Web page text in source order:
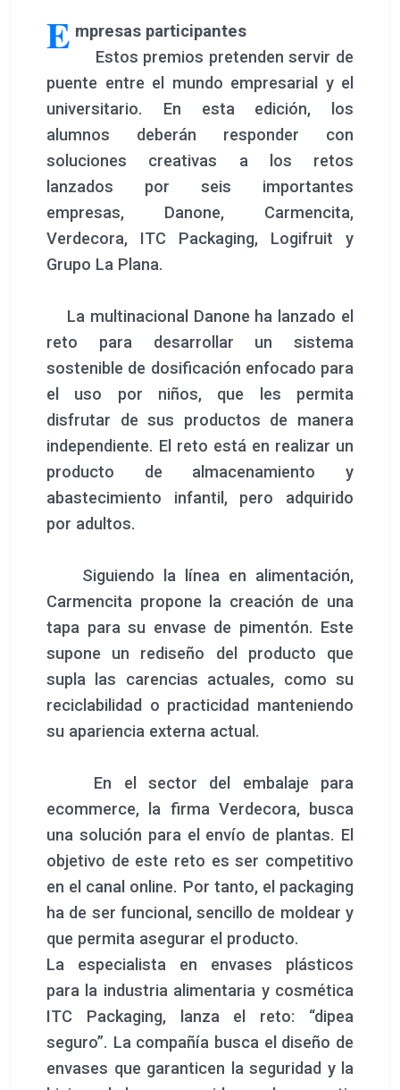
E mpresas participantes
Estos premios pretenden servir de
puente entre el mundo empresarial y el
universitario. En esta edición, los
alumnos deberán responder con
soluciones creativas a los retos
lanzados por seis importantes
empresas, Danone, Carmencita,
Verdecora, ITC Packaging, Logifruit y
Grupo La Plana.
La multinacional Danone ha lanzado el
reto para desarrollar un sistema
sostenible de dosificación enfocado para
el uso por niños, que les permita
disfrutar de sus productos de manera
independiente. El reto está en realizar un
producto de almacenamiento y
abastecimiento infantil, pero adquirido
por adultos.
Siguiendo la línea en alimentación,
Carmencita propone la creación de una
tapa para su envase de pimentón. Este
supone un rediseño del producto que
supla las carencias actuales, como su
reciclabilidad o practicidad manteniendo
su apariencia externa actual.
En el sector del embalaje para
ecommerce, la firma Verdecora, busca
una solución para el envío de plantas. El
objetivo de este reto es ser competitivo
en el canal online. Por tanto, el packaging
ha de ser funcional, sencillo de moldear y
que permita asegurar el producto.
La especialista en envases plásticos
para la industria alimentaria y cosmética
ITC Packaging, lanza el reto: “dipea
seguro”. La compañía busca el diseño de
envases que garanticen la seguridad y la